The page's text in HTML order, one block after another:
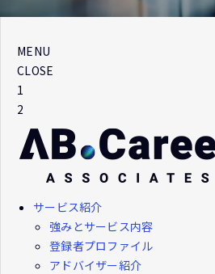
MENU
CLOSE
1
2
サービス紹介
強みとサービス内容
登録者プロファイル
アドバイザー紹介